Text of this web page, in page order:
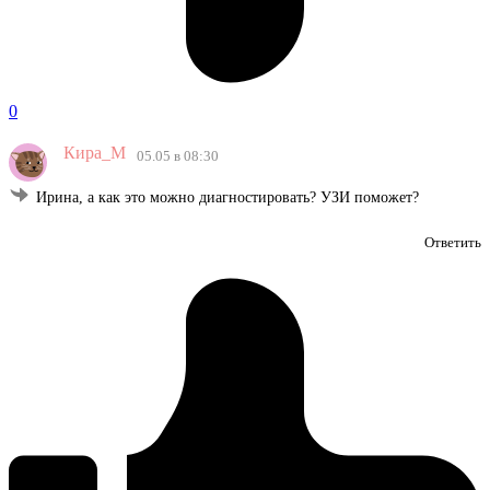
0
Кира_М 05.05 в 08:30
Ирина, а как это можно диагностировать? УЗИ поможет?
Ответить